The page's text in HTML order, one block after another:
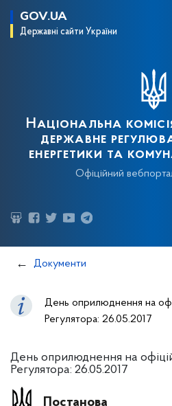
GOV.UA
Державні сайти України
Національна
державне
енергетики та
Офіційний
Документи
День оприлюднення на
Регулятора: 26.05.2017
День оприлюднення на
Регулятора: 26.05.2017
Постанова